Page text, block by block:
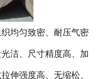
均匀致密、耐压气密
洁、尺寸精度高、加
伸强度高、无缩松、